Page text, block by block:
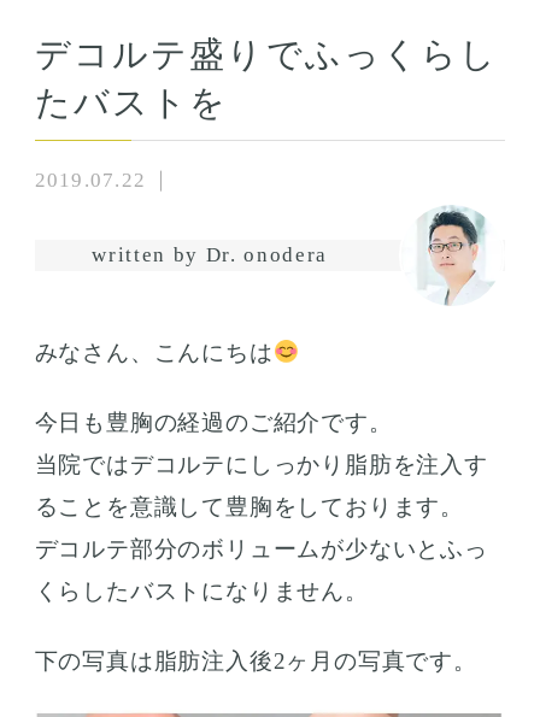
デコルテ盛りでふっくらし
たバストを
2019.07.22
written by Dr. onodera
みなさん、こんにちは
今日も豊胸の経過のご紹介です。
当院ではデコルテにしっかり脂肪を注入す
ることを意識して豊胸をしております。
デコルテ部分のボリュームが少ないとふっ
くらしたバストになりません。
下の写真は脂肪注入後2ヶ月の写真です。